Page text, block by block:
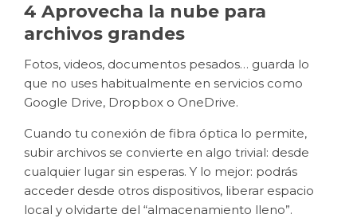
4 Aprovecha la nube para
archivos grandes
Fotos, videos, documentos pesados… guarda lo
que no uses habitualmente en servicios como
Google Drive, Dropbox o OneDrive.
Cuando tu conexión de fibra óptica lo permite,
subir archivos se convierte en algo trivial: desde
cualquier lugar sin esperas. Y lo mejor: podrás
acceder desde otros dispositivos, liberar espacio
local y olvidarte del “almacenamiento lleno”.